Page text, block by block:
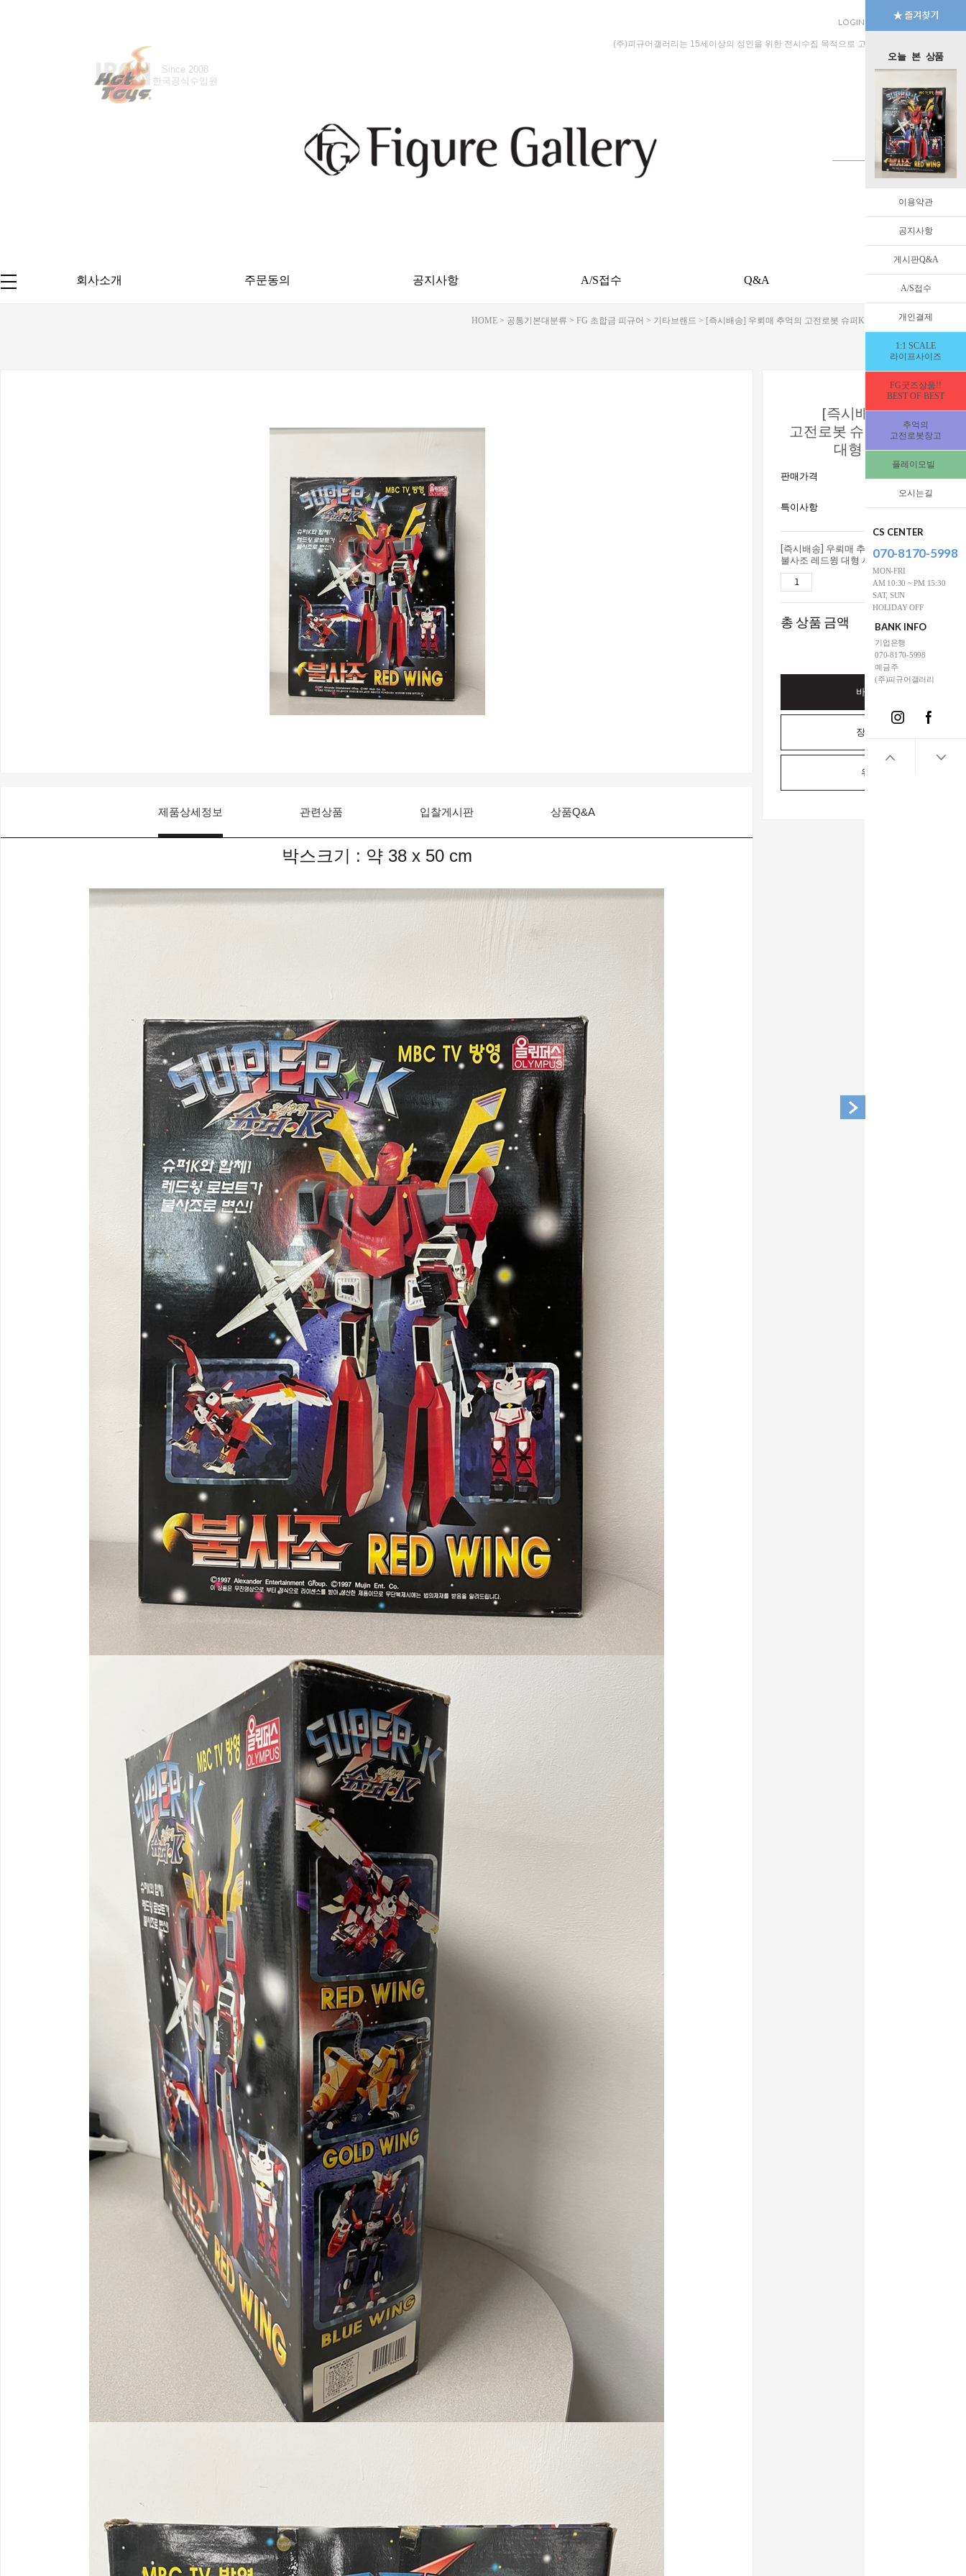
오늘 본 상품
이용약관
공지사항
게시판Q&A
A/S접수
개인결제
1:1 SCALE
라이프사이즈
FG굿즈상품!!
BEST OF BEST
추억의
고전로봇창고
플레이모빌
오시는길
CS CENTER
070-8170-5998
MON-FRI
AM 10:30 ~ PM 15:30
SAT, SUN
HOLIDAY OFF
BANK INFO
기업은행
070-8170-5998
예금주
(주)피규어갤러리
LOGIN JOIN MYPAGE
Since 2016
한국공식수입원
(주)피규어갤러리는 15세이상의 성인을 위한 전시수집 목적으로 고안된 수입판매 전문 법인
회사소개 주문동의 공지사항 A/S접수 Q&A
HOME > 공통기본대분류 > FG 초합금 피규어 > 기타브랜드 > [즉시배송] 우뢰매 추억의 고전로봇 슈퍼K 불사조 레드윙 대형 사이
제품상세정보 관련상품 입찰게시판 상품Q&A
박스크기 : 약 38 x 50 cm
[즉시배송] 우뢰매 추
고전로봇 슈퍼K 불사조 레
대형 사이즈
판매가격 255,000
특이사항
[즉시배송] 우뢰매 추억의 고전로봇 슈퍼K
불사조 레드윙 대형 사이즈 [3359607]
총 상품 금액
바로구매하기
장바구니담기
위시리스트